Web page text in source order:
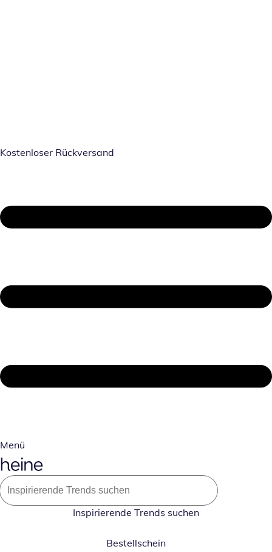
Kostenloser Rückversand
Menü
Inspirierende Trends suchen
Bestellschein